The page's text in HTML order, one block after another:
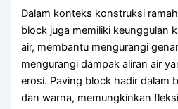
Dalam konteks konstruksi
block juga memiliki keunggulan
air, membantu mengurangi
mengurangi dampak aliran air
erosi. Paving block hadir dalam
dan warna, memungkinkan